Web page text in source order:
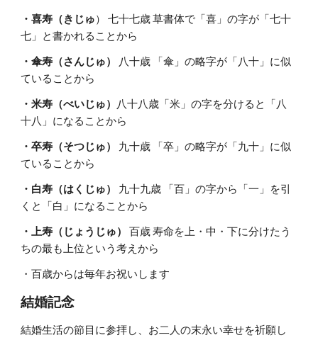
・喜寿（きじゅ） 七十七歳 草書体で「喜」の字が「七十
七」と書かれることから
・傘寿（さんじゅ）
八十歳 「傘」の略字が「八十」に似
ていることから
・米寿（べいじゅ） 八十八歳「米」の字を分けると「八
十八」になることから
・卒寿（そつじゅ） 九十歳 「卒」の略字が「九十」に似
ていることから
・白寿（はくじゅ）
九十九歳 「百」の字から「一」を引
くと「白」になることから
・上寿（じょうじゅ）
百歳 寿命を上・中・下に分けたう
ちの最も上位という考えから
・百歳からは毎年お祝いします
結婚記念
結婚生活の節目に参拝し、お二人の末永い幸せを祈願し